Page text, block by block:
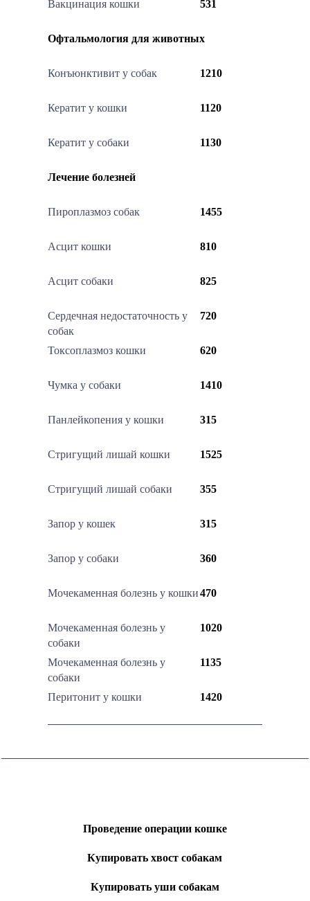
Вакцинация кошки 531
Офтальмология для животных
Конъюнктивит у собак 1210
Кератит у кошки 1120
Кератит у собаки 1130
Лечение болезней
Пироплазмоз собак 1455
Асцит кошки 810
Асцит собаки 825
Сердечная недостаточность у
собак
720
Токсоплазмоз кошки 620
Чумка у собаки 1410
Панлейкопения у кошки 315
Стригущий лишай кошки 1525
Стригущий лишай собаки 355
Запор у кошек 315
Запор у собаки 360
Мочекаменная болезнь у кошки470
Мочекаменная болезнь у
собаки
1020
Мочекаменная болезнь у
собаки
1135
Перитонит у кошки 1420
Проведение операции кошке
Купировать хвост собакам
Купировать уши собакам